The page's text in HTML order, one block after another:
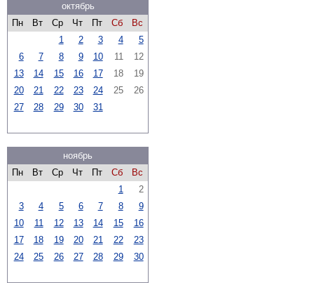
октябрь
Пн
Вт Ср Чт Пт Сб
Вс
1
2 3 4
5
6
7 8 9 10 11
12
13
14 15 16 17 18
19
20
21 22 23 24 25
26
27
28 29 30 31
ноябрь
Пн
Вт Ср Чт Пт Сб
Вс
1
2
3
4 5 6 7 8
9
10
11 12 13 14 15
16
17
18 19 20 21 22
23
24
25 26 27 28 29 30